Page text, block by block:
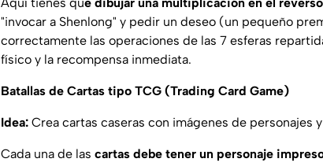
Aquí tienes que dibujar una multiplicación en el
"invocar a Shenlong" y pedir un deseo (un pequeño
correctamente las operaciones de las 7 esferas
físico y la recompensa inmediata.
Batallas de Cartas tipo TCG (Trading Card Game)
Idea: Crea cartas caseras con imágenes de personajes
Cada una de las cartas debe tener un personaje